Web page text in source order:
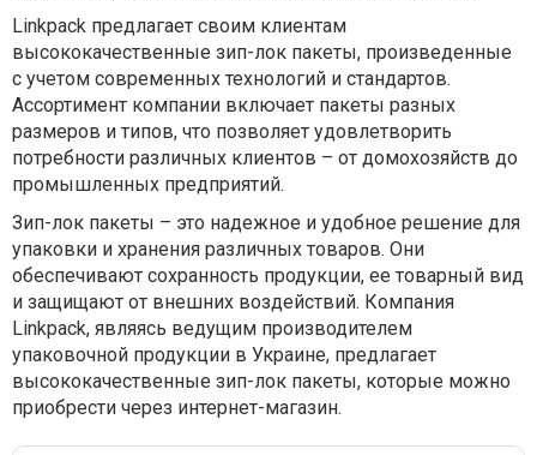
Linkpack предлагает своим клиентам
высококачественные зип-лок пакеты, произведенные
с учетом современных технологий и стандартов.
Ассортимент компании включает пакеты разных
размеров и типов, что позволяет удовлетворить
потребности различных клиентов – от домохозяйств до
промышленных предприятий.
Зип-лок пакеты – это надежное и удобное решение для
упаковки и хранения различных товаров. Они
обеспечивают сохранность продукции, ее товарный вид
и защищают от внешних воздействий. Компания
Linkpack, являясь ведущим производителем
упаковочной продукции в Украине, предлагает
высококачественные зип-лок пакеты, которые можно
приобрести через интернет-магазин.